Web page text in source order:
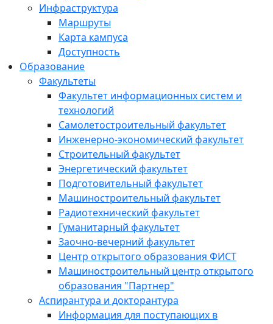
Инфраструктура
Маршруты
Карта кампуса
Доступность
Образование
Факультеты
Факультет информационных систем и
технологий
Самолетостроительный факультет
Инженерно-экономический факультет
Строительный факультет
Энергетический факультет
Подготовительный факультет
Машиностроительный факультет
Радиотехнический факультет
Гуманитарный факультет
Заочно-вечерний факультет
Центр открытого образования ФИСТ
Машиностроительный центр открытого
образования "Партнер"
Аспирантура и докторантура
Информация для поступающих в